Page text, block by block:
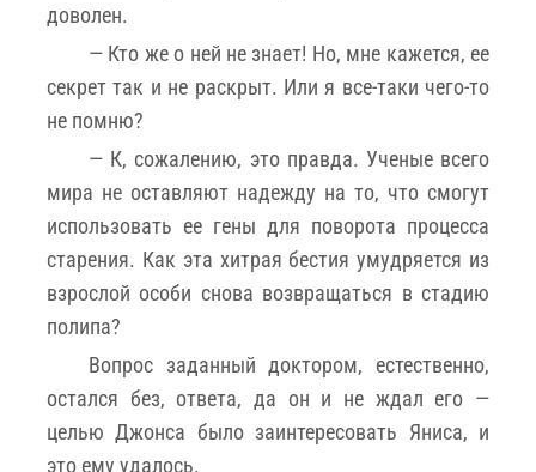
доволен.
— Кто же о ней не знает! Но, мне кажется, ее
секрет так и не раскрыт. Или я все-таки чего-то
не помню?
— К, сожалению, это правда. Ученые всего
мира не оставляют надежду на то, что смогут
использовать ее гены для поворота процесса
старения. Как эта хитрая бестия умудряется из
взрослой особи снова возвращаться в стадию
полипа?
Вопрос заданный доктором, естественно,
остался без, ответа, да он и не ждал его —
целью Джонса было заинтересовать Яниса, и
это ему удалось.